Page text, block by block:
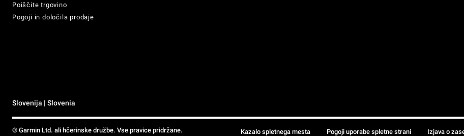
Poiščite trgovino
Pogoji in določila prodaje
Slovenija | Slovenia
© Garmin Ltd. ali hčerinske družbe. Vse pravice pridržane. Kazalo spletnega mesta Pogoji uporabe spletne strani Izjava o